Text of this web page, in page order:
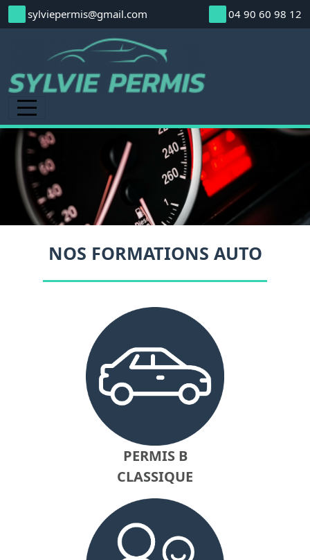
Panneau de gestion des cookies
sylviepermis@gmail.com 04 90 60 98 12
NOS FORMATIONS AUTO
PERMIS B
CLASSIQUE